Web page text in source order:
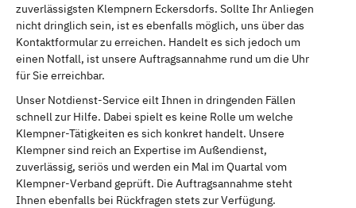
zuverlässigsten Klempnern Eckersdorfs. Sollte Ihr Anliegen
nicht dringlich sein, ist es ebenfalls möglich, uns über das
Kontaktformular zu erreichen. Handelt es sich jedoch um
einen Notfall, ist unsere Auftragsannahme rund um die Uhr
für Sie erreichbar.
Unser Notdienst-Service eilt Ihnen in dringenden Fällen
schnell zur Hilfe. Dabei spielt es keine Rolle um welche
Klempner-Tätigkeiten es sich konkret handelt. Unsere
Klempner sind reich an Expertise im Außendienst,
zuverlässig, seriös und werden ein Mal im Quartal vom
Klempner-Verband geprüft. Die Auftragsannahme steht
Ihnen ebenfalls bei Rückfragen stets zur Verfügung.